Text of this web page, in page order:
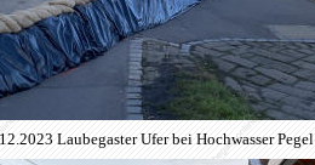
Laubegaster Ufer bei Hochwasser